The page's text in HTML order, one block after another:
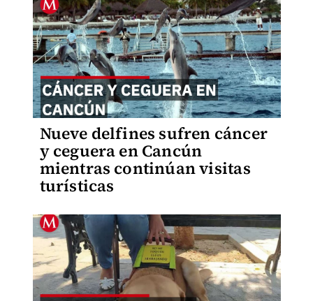
Nueve delfines sufren cáncer
y ceguera en Cancún
mientras continúan visitas
turísticas